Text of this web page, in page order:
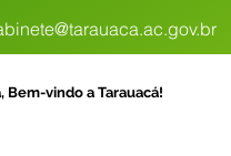
Bem-vindo a Tarauacá!